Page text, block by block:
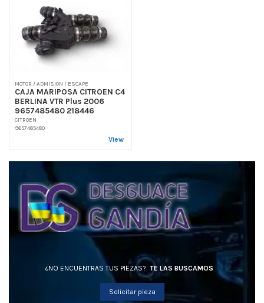
MOTOR / ADMISION / ESCAPE
CAJA MARIPOSA CITROEN C4
BERLINA VTR Plus 2006
9657485480 218446
CITROEN
9657485480
View
¿NO ENCUENTRAS TUS PIEZAS? TE LAS BUSCAMOS
Solicitar pieza